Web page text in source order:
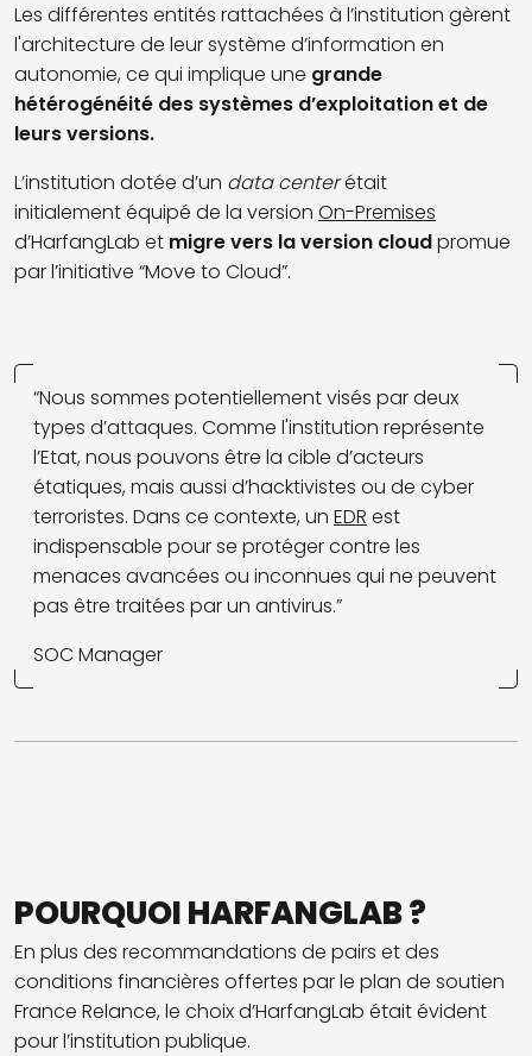
Les différentes entités rattachées à l’institution gèrent
l'architecture de leur système d’information en
autonomie, ce qui implique une grande
hétérogénéité des systèmes d’exploitation et de
leurs versions.
L’institution dotée d’un data centerétait
initialement équipé de la version On-Premises
d’HarfangLab et migre vers la version cloudpromue
par l’initiative “Move to Cloud”.
“Nous sommes potentiellement visés par deux
types d’attaques. Comme l'institution représente
l’Etat, nous pouvons être la cible d’acteurs
étatiques, mais aussi d’hacktivistes ou de cyber
terroristes. Dans ce contexte, un EDR est
indispensable pour se protéger contre les
menaces avancées ou inconnues qui ne peuvent
pas être traitées par un antivirus.”
SOC Manager
POURQUOI HARFANGLAB ?
En plus des recommandations de pairs et des
conditions financières offertes par le plan de soutien
France Relance, le choix d’HarfangLab était évident
pour l’institution publique.